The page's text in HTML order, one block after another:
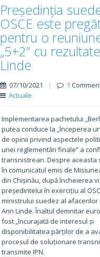
Președinția
OSCE este
pentru o
„5+2” cu
Linde
07/10/2021 | 1
Actuale
Implementarea pachetului
putea conduce la „începerea
de opinii privind aspectele
unei reglementări finale” a
transnistrean. Despre aceasta
în comunicatul emis de
din Chișinău, după încheierea
președintelui în exercițiu al
ministrului suedez al afacerilor
Ann Linde. Înaltul demnitar
fost „încurajată de interesul și
disponibilitatea părților de a
procesul de soluționare
transmite IPN.